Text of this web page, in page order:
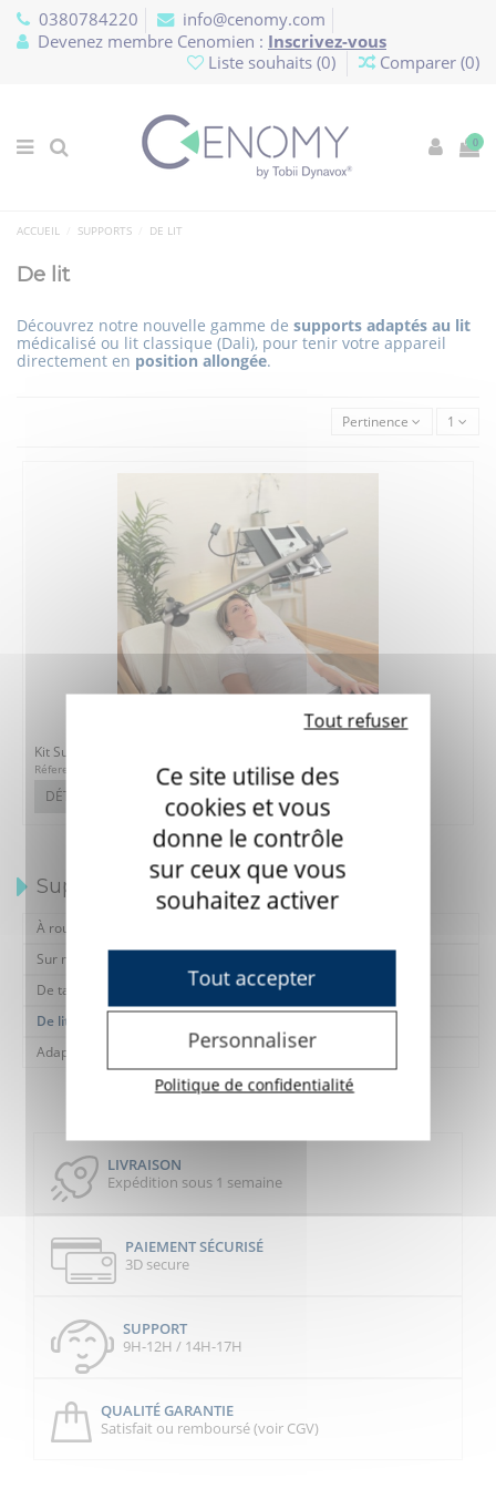
0380784220
info@cenomy.com
Devenez membre Cenomien : Inscrivez-vous
Liste souhaits (0) Comparer (0)
0
ACCUEIL SUPPORTS DE LIT
De lit
Découvrez notre nouvelle gamme de supports adaptés au lit
médicalisé ou lit classique (Dali), pour tenir votre appareil
directement en position allongée.
Pertinence 1
Kit Support RHD pour Lit Dali
Réference : 7R11.1040_KIT_DALI
DÉTAILS
Supports
À roulettes
Sur mesure
De table
De lit
Adaptateurs support
LIVRAISON
Expédition sous 1 semaine
PAIEMENT SÉCURISÉ
3D secure
SUPPORT
9H-12H / 14H-17H
QUALITÉ GARANTIE
Satisfait ou remboursé (voir CGV)
Panneau de gestion des cookies
Ce site utilise des
cookies et vous
donne le contrôle
sur ceux que vous
souhaitez activer
Tout accepter
Tout refuser
Personnaliser
Politique de confidentialité